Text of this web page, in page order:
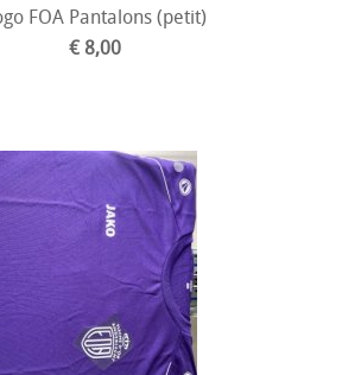
FOA Pantalons (petit)
€ 8,00